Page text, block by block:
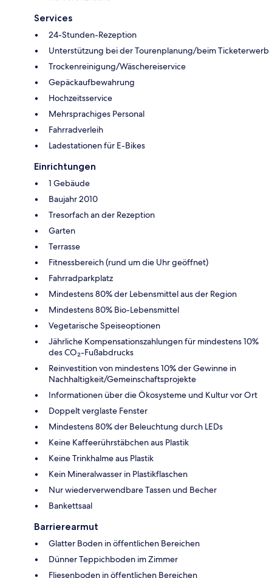
Services
24-Stunden-Rezeption
Unterstützung bei der Tourenplanung/beim Ticketerwerb
Trockenreinigung/Wäschereiservice
Gepäckaufbewahrung
Hochzeitsservice
Mehrsprachiges Personal
Fahrradverleih
Ladestationen für E-Bikes
Einrichtungen
1 Gebäude
Baujahr 2010
Tresorfach an der Rezeption
Garten
Terrasse
Fitnessbereich (rund um die Uhr geöffnet)
Fahrradparkplatz
Mindestens 80% der Lebensmittel aus der Region
Mindestens 80% Bio-Lebensmittel
Vegetarische Speiseoptionen
Jährliche Kompensationszahlungen für mindestens 10%
des CO₂-Fußabdrucks
Reinvestition von mindestens 10% der Gewinne in
Nachhaltigkeit/Gemeinschaftsprojekte
Informationen über die Ökosysteme und Kultur vor Ort
Doppelt verglaste Fenster
Mindestens 80% der Beleuchtung durch LEDs
Keine Kaffeerührstäbchen aus Plastik
Keine Trinkhalme aus Plastik
Kein Mineralwasser in Plastikflaschen
Nur wiederverwendbare Tassen und Becher
Bankettsaal
Barrierearmut
Glatter Boden in öffentlichen Bereichen
Dünner Teppichboden im Zimmer
Fliesenboden in öffentlichen Bereichen